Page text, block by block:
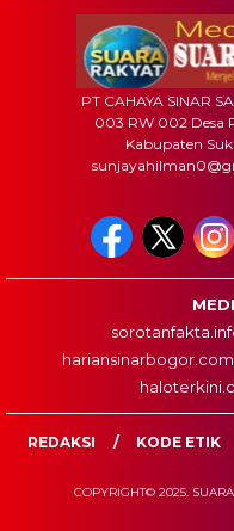
PT CAHAYA SINAR
003 RW 002 Desa
Kabupaten
hariansinarbogor.com
REDAKSI KODE ETIK
COPYRIGHT© 2025.